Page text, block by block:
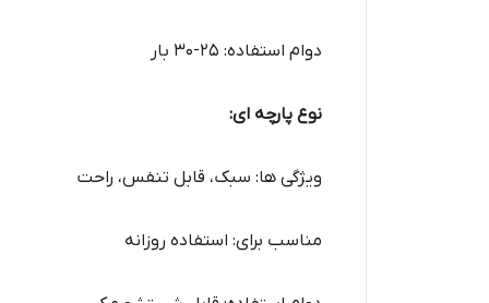
دوام استفاده: 25-30 بار
نوع پارچه ای:
ویژگی ها: سبک، قابل تنفس، راحت
مناسب برای: استفاده روزانه